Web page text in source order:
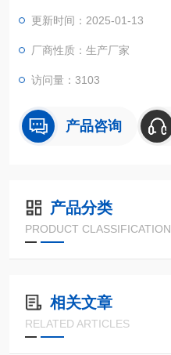
更新时间：2025-01-13
厂商性质：生产厂家
访问量：3103
产品咨询
产品分类
PRODUCT CLASSIFICATION
相关文章
RELATED ARTICLES